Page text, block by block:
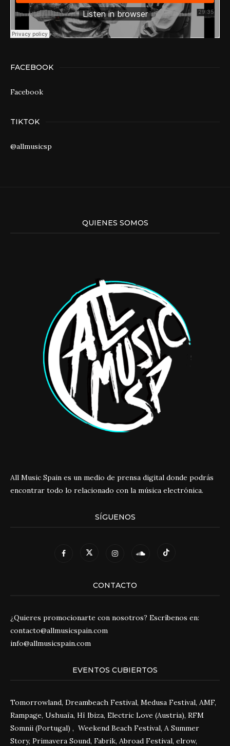
FACEBOOK
Facebook
TIKTOK
@allmusicsp
QUIENES SOMOS
All Music Spain es un medio de prensa digital donde podrás
encontrar todo lo relacionado con la música electrónica.
SÍGUENOS
CONTACTO
¿Quieres promocionarte con nosotros? Escríbenos en:
contacto@allmusicspain.com
info@allmusicspain.com
EVENTOS CUBIERTOS
Tomorrowland, Dreambeach Festival, Medusa Festival, AMF,
Rampage, Ushuaïa, Hï Ibiza, Electric Love (Austria), RFM
Somnii (Portugal) , Weekend Beach Festival, A Summer
Story, Primavera Sound, Fabrik, Abroad Festival, elrow,